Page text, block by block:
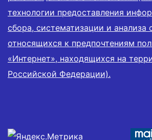
технологии предоставления
сбора, систематизации и анализа
относящихся к предпочтениям
«Интернет», находящихся на
Российской Федерации).